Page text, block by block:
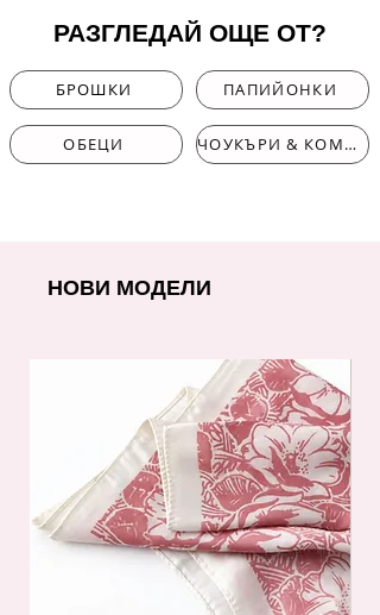
РАЗГЛЕДАЙ ОЩЕ ОТ?
БРОШКИ ПАПИЙОНКИ
ОБЕЦИ ЧОУКЪРИ & КОМПЛЕКТИ
НОВИ МОДЕЛИ